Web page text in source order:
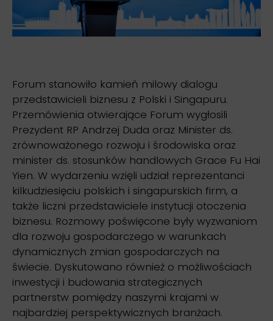
Forum stanowiło kamień milowy dialogu
przedstawicieli biznesu z Polski i Singapuru.
Przemówienia otwierające Forum wygłosili
Prezydent RP Andrzej Duda oraz Minister ds.
zrównoważonego rozwoju i środowiska oraz
minister ds. stosunków handlowych Grace Fu Hai
Yien. W wydarzeniu wzięli udział reprezentanci
kilkudziesięciu polskich i singapurskich firm, a
także liczni przedstawiciele instytucji otoczenia
biznesu. Rozmowy poświęcone były wyzwaniom
dla rozwoju gospodarczego w warunkach
dynamicznych zmian gospodarczych na
świecie. Dyskutowano również o możliwościach
inwestycji i budowania strategicznych
partnerstw pomiędzy naszymi krajami w
najbardziej perspektywicznych branżach.